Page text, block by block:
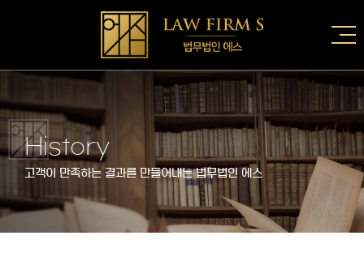
History
고객이 만족하는 결과를 만들어내는 법무법인 에스